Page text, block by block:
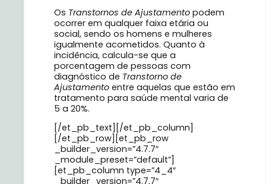
Os Transtornos de Ajustamento podem
ocorrer em qualquer faixa etária ou
social, sendo os homens e mulheres
igualmente acometidos. Quanto à
incidência, calcula-se que a
porcentagem de pessoas com
diagnóstico de Transtorno de
Ajustamento entre aquelas que estão em
tratamento para saúde mental varia de
5 a 20%.
[/et_pb_text][/et_pb_column]
[/et_pb_row][et_pb_row
_builder_version=”4.7.7″
_module_preset=”default”]
[et_pb_column type=”4_4″
_builder_version=”4.7.7″